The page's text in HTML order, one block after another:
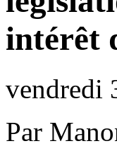
intérêt
vendredi
Par